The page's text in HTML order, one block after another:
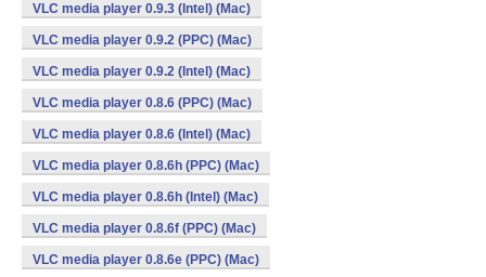
VLC media player 0.9.3 (Intel) (Mac)
VLC media player 0.9.2 (PPC) (Mac)
VLC media player 0.9.2 (Intel) (Mac)
VLC media player 0.8.6 (PPC) (Mac)
VLC media player 0.8.6 (Intel) (Mac)
VLC media player 0.8.6h (PPC) (Mac)
VLC media player 0.8.6h (Intel) (Mac)
VLC media player 0.8.6f (PPC) (Mac)
VLC media player 0.8.6e (PPC) (Mac)